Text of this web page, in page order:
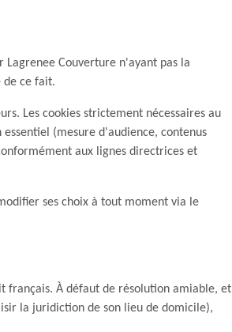
Couverture n'ayant pas la
de ce fait.
Les cookies strictement nécessaires au
(mesure d'audience, contenus
aux lignes directrices et
ses choix à tout moment via le
français. À défaut de résolution amiable, et
la juridiction de son lieu de domicile),